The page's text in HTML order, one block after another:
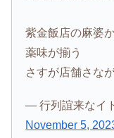
紫金飯店の麻婆
薬味が揃う
さすが店舗さな
— 行列誼来なイ
November 5,